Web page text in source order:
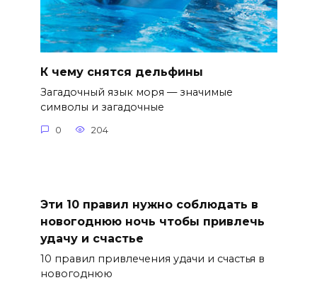
К чему снятся дельфины
Загадочный язык моря — значимые
символы и загадочные
0 204
Эти 10 правил нужно соблюдать в
новогоднюю ночь чтобы привлечь
удачу и счастье
10 правил привлечения удачи и счастья в
новогоднюю